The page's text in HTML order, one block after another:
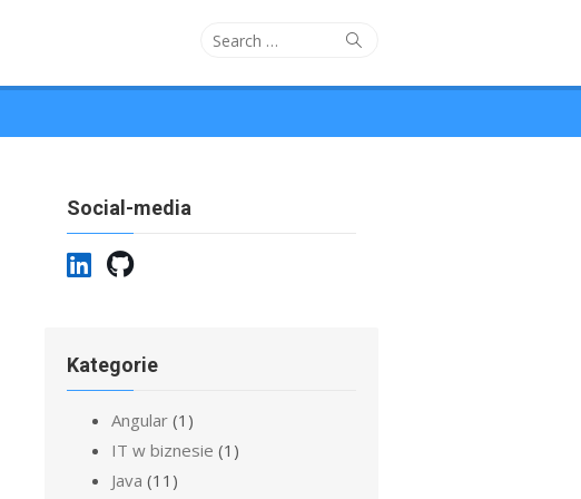
Search
Search
Social-media
Kategorie
Angular (1)
IT w biznesie (1)
Java (11)